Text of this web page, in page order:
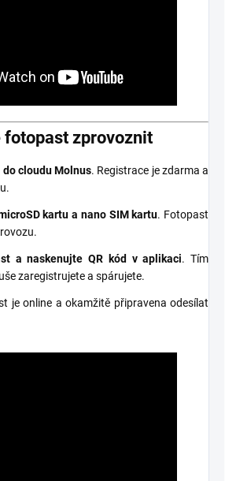
fotopast zprovoznit
cloudu Molnus. Registrace je zdarma a
kartu a nano SIM kartu. Fotopast
a naskenujte QR kód v aplikaci. Tím
zaregistrujete a spárujete.
je online a okamžitě připravena odesílat